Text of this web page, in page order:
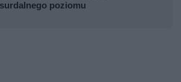
poziomu